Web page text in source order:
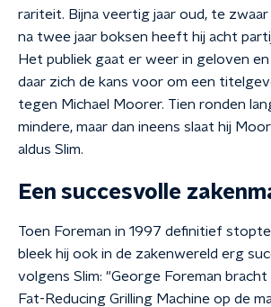
rariteit. Bijna veertig jaar oud, te
na twee jaar boksen heeft hij acht
Het publiek gaat er weer in geloven
daar zich de kans voor om een
tegen Michael Moorer. Tien ronden
mindere, maar dan ineens slaat hij
aldus Slim.
Een succesvolle
Toen Foreman in 1997 definitief
bleek hij ook in de zakenwereld erg
volgens Slim: "George Foreman bracht
Fat-Reducing Grilling Machine op de